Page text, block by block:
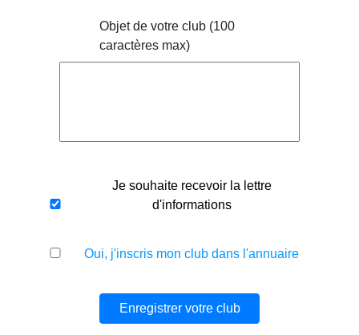
Objet de votre club (100
caractères max)
Je souhaite recevoir la lettre
d'informations
Oui, j'inscris mon club dans l'annuaire